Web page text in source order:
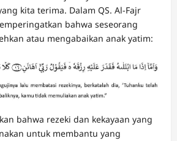
kita terima. Dalam QS. Al-Fajr
bahwa seseorang
atau mengabaikan anak yatim:
bahwa rezeki dan kekayaan yang
untuk membantu yang